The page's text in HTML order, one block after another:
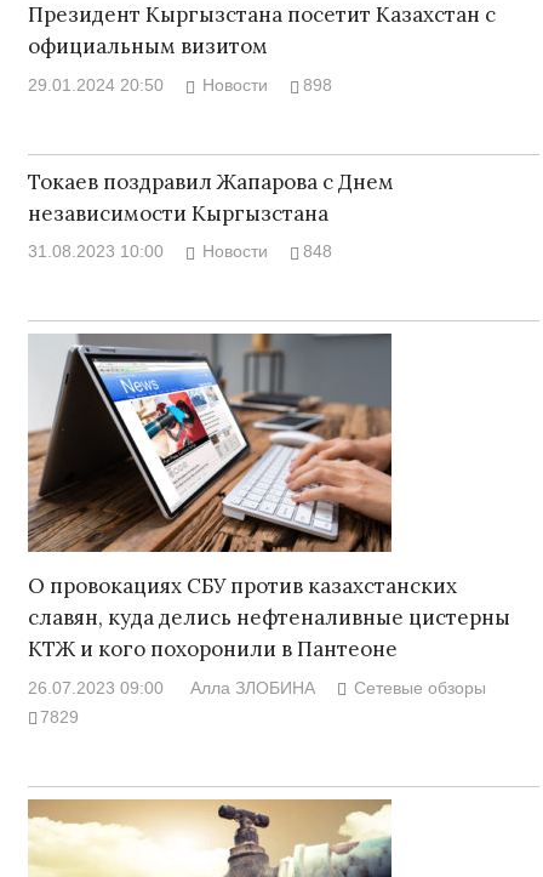
Президент Кыргызстана посетит Казахстан с
официальным визитом
29.01.2024 20:50 Новости 898
Токаев поздравил Жапарова с Днем
независимости Кыргызстана
31.08.2023 10:00 Новости 848
О провокациях СБУ против казахстанских
славян, куда делись нефтеналивные цистерны
КТЖ и кого похоронили в Пантеоне
26.07.2023 09:00 Алла ЗЛОБИНА
Сетевые обзоры
7829